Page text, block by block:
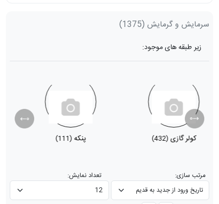
سرمایش و گرمایش (1375)
زیر طبقه های موجود:
کولر گازی(432) پنکه (111)
مرتب سازی: تعداد نمایش: